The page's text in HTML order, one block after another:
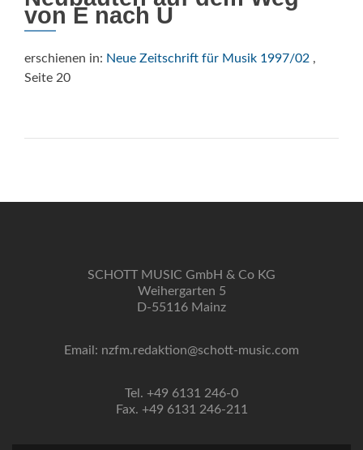
von E nach U
erschienen in: Neue Zeitschrift für Musik 1997/02 ,
Seite 20
SCHOTT MUSIC GmbH & Co KG
Weihergarten 5
D-55116 Mainz
Email: nzfm.redaktion@schott-music.com
Tel. +49 6131 246-0
Fax. +49 6131 246-211